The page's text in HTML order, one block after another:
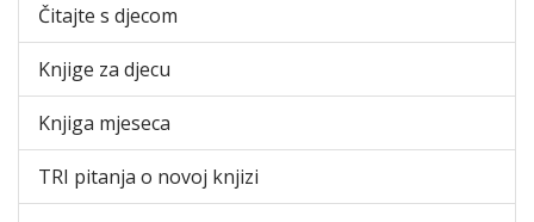
Čitajte s djecom
Knjige za djecu
Knjiga mjeseca
TRI pitanja o novoj knjizi